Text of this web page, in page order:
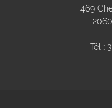
469
Tél :